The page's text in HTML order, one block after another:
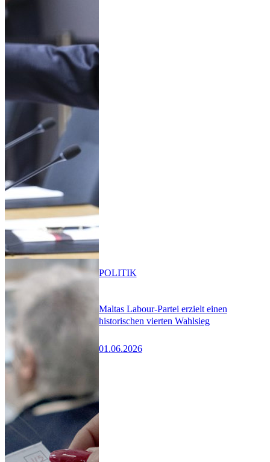
Maltas Labour-Partei erzielt einen
historischen vierten Wahlsieg
01.06.2026
POLITIK